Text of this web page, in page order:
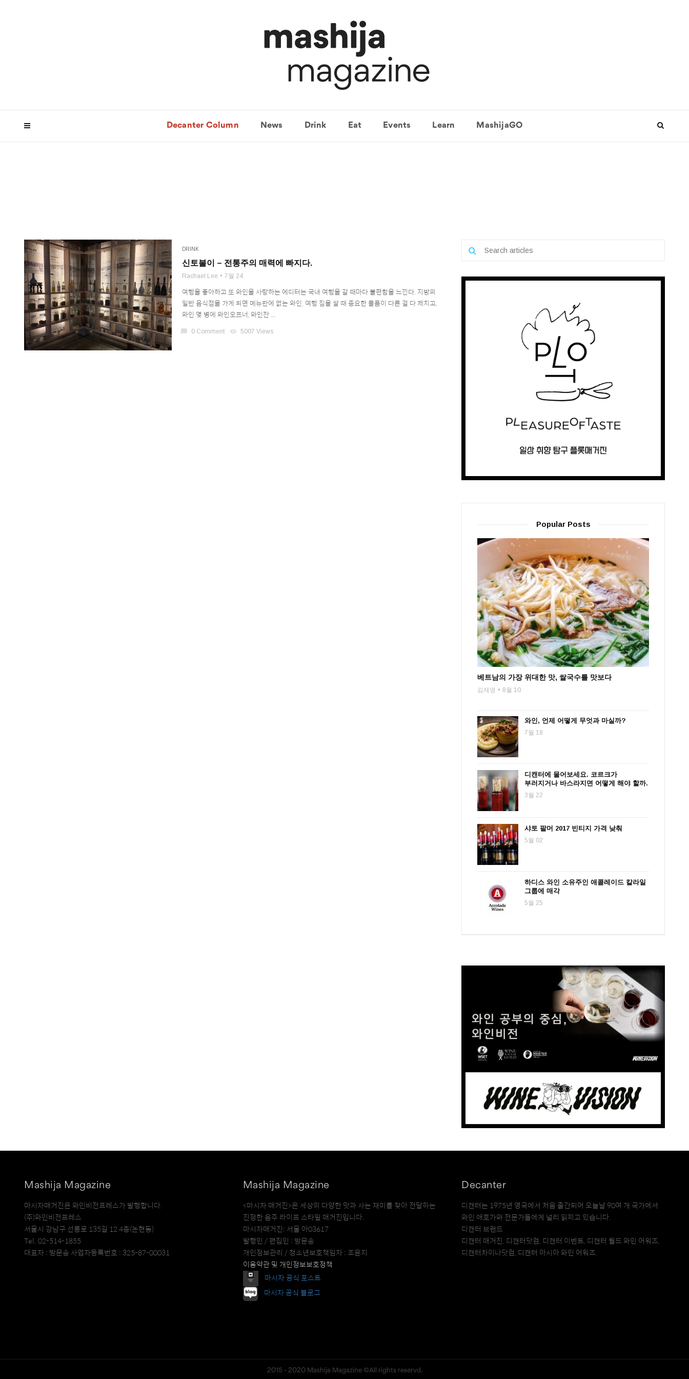
Decanter Column News Drink Eat Events Learn MashijaGO
DRINK
신토불이 – 전통주의 매력에 빠지다.
Rachael Lee 7월 24
여행을 좋아하고 또 와인을 사랑하는 에디터는 국내 여행을 갈 때마다 불편함을 느낀다. 지방의
일반 음식점을 가게 되면 메뉴판에 없는 와인. 여행 짐을 쌀 때 중요한 물품이 다른 걸 다 제치고,
와인 몇 병에 와인오프너, 와인잔 ...
chat_bubble 0 Comment visibility 5007 Views
Popular Posts
베트남의 가장 위대한 맛, 쌀국수를 맛보다
김재영 8월 10
와인, 언제 어떻게 무엇과 마실까?
7월 18
디캔터에 물어보세요. 코르크가
부러지거나 바스라지면 어떻게 해야 할까.
3월 22
샤토 팔머 2017 빈티지 가격 낮춰
5월 02
하디스 와인 소유주인 애콜레이드 칼라일
그룹에 매각
5월 25
Mashija Magazine
마시자매거진은 와인비전프레스가 발행합니다.
(주)와인비전프레스
서울시 강남구 선릉로 135길 12 4층(논현동)
Tel. 02-514-1855
대표자 : 방문송 사업자등록번호 : 325-87-00031
Mashija Magazine
<마시자 매거진>은 세상의 다양한 맛과 사는 재미를 찾아 전달하는
진정한 음주 라이프 스타일 매거진입니다.
마시자매거진: 서울 아03617
발행인 / 편집인 : 방문송
개인정보관리 / 청소년보호책임자 : 조윤지
이용약관 및 개인정보보호정책
마시자 공식 포스트
마시자 공식 블로그
Decanter
디캔터는 1975년 영국에서 처음 출간되어 오늘날 90여 개 국가에서
와인 애호가와 전문가들에게 널리 읽히고 있습니다.
디캔터 브랜드
디캔터 매거진, 디캔터닷컴, 디캔터 이벤트, 디캔터 월드 와인 어워즈,
디캔터차이나닷컴, 디캔터 아시아 와인 어워즈.
2015 - 2020 Mashija Magazine ©All rights reservd.